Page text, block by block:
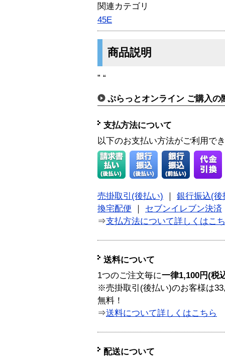
関連カテゴリ
45E
商品説明
” “
ぷらっとオンライン ご購入の
支払方法について
以下のお支払い方法がご利用で
売掛取引(後払い)
銀行振込(後
換宅配便
セブンイレブン決済
⇒支払方法について詳しくはこ
送料について
1つのご注文毎に一律1,100円(税
※売掛取引(後払い)のお客様は
無料！
⇒送料について詳しくはこちら
配送について